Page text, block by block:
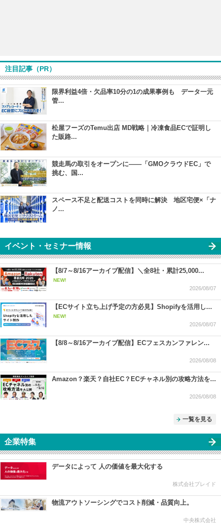
注目記事（PR）
限界利益4倍・欠品率10分の1の成果事例も データ一元
管...
松屋フーズのTemu出店 MD戦略｜冷凍食品ECで証明し
た販路...
競走馬の取引をオープンに――「GMOクラウドEC」で
挑む、国...
スペース不足と配送コストを同時に解決 地区宅便×「ナ
ノ...
イベント・セミナー情報
【8/7～8/16アーカイブ配信】＼全8社・累計25,000...
NEW!
2026/08/07
【ECサイト立ち上げ予定の方必見】Shopifyを活用し...
NEW!
2026/08/07
【8/8～8/16アーカイブ配信】ECフェスカンファレン...
2026/08/08
Amazon？楽天？自社EC？ECチャネル別の攻略方法を...
2026/08/08
一覧を見る
企業特集
データによって 人の価値を最大化する
株式会社プレイド
物流アウトソーシングでコスト削減・品質向上。
中央株式会社